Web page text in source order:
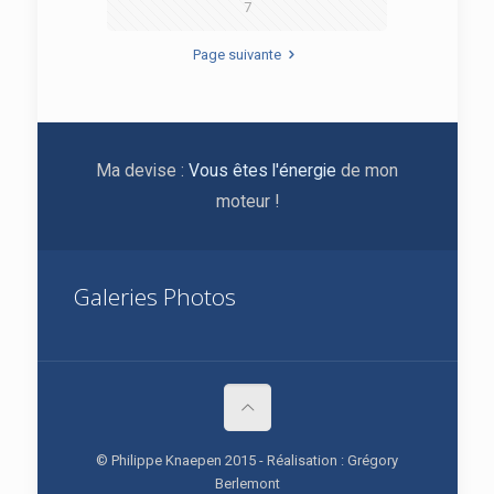
7
Page suivante
Ma devise : Vous êtes l'énergie de mon
moteur !
Galeries Photos
© Philippe Knaepen 2015 - Réalisation : Grégory
Berlemont